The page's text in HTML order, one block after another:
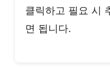
클릭하고 필요 시
면 됩니다.